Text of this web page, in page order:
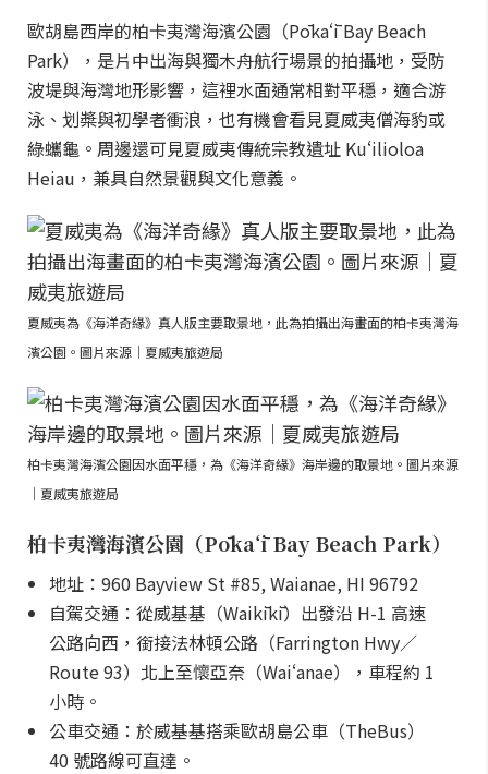
歐胡島西岸的柏卡夷灣海濱公園（Pōkaʻī Bay Beach
Park），是片中出海與獨木舟航行場景的拍攝地，受防
波堤與海灣地形影響，這裡水面通常相對平穩，適合游
泳、划槳與初學者衝浪，也有機會看見夏威夷僧海豹或
綠蠵龜。周邊還可見夏威夷傳統宗教遺址 Kuʻilioloa
Heiau，兼具自然景觀與文化意義。
夏威夷為《海洋奇緣》真人版主要取景地，此為拍攝出海畫面的柏卡夷灣海
濱公園。圖片來源｜夏威夷旅遊局
柏卡夷灣海濱公園因水面平穩，為《海洋奇緣》海岸邊的取景地。圖片來源
｜夏威夷旅遊局
柏卡夷灣海濱公園（Pōkaʻī Bay Beach Park）
地址：960 Bayview St #85, Waianae, HI 96792
自駕交通：從威基基（Waikīkī）出發沿 H-1 高速
公路向西，銜接法林頓公路（Farrington Hwy／
Route 93）北上至懷亞奈（Waiʻanae），車程約 1
小時。
公車交通：於威基基搭乘歐胡島公車（TheBus）
40 號路線可直達。